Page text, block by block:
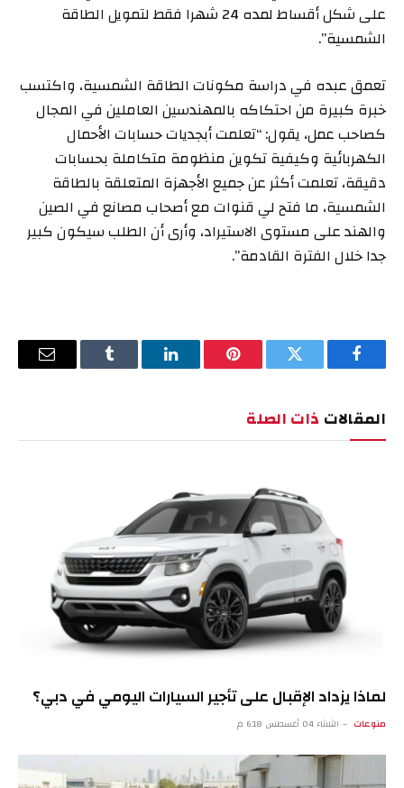
على شكل أقساط لمده 24 شهرا فقط لتمويل الطاقة
الشمسية”.
تعمق عبده في دراسة مكونات الطاقة الشمسية، واكتسب
خبرة كبيرة من احتكاكه بالمهندسين العاملين في المجال
كصاحب عمل، يقول: “تعلمت أبجديات حسابات الأحمال
الكهربائية وكيفية تكوين منظومة متكاملة بحسابات
دقيقة، تعلمت أكثر عن جميع الأجهزة المتعلقة بالطاقة
الشمسية، ما فتح لي قنوات مع أصحاب مصانع في الصين
والهند على مستوى الاستيراد، وأرى أن الطلب سيكون كبير
جدا خلال الفترة القادمة”.
فيسبوك تويتر بينتيريستلينكدإن Tumblr
البريد
المقالات ذات الصلة
لماذا يزداد الإقبال على تأجير السيارات اليومي في دبي؟
منوعات الثلاثاء 04 أغسطس 6:18 م